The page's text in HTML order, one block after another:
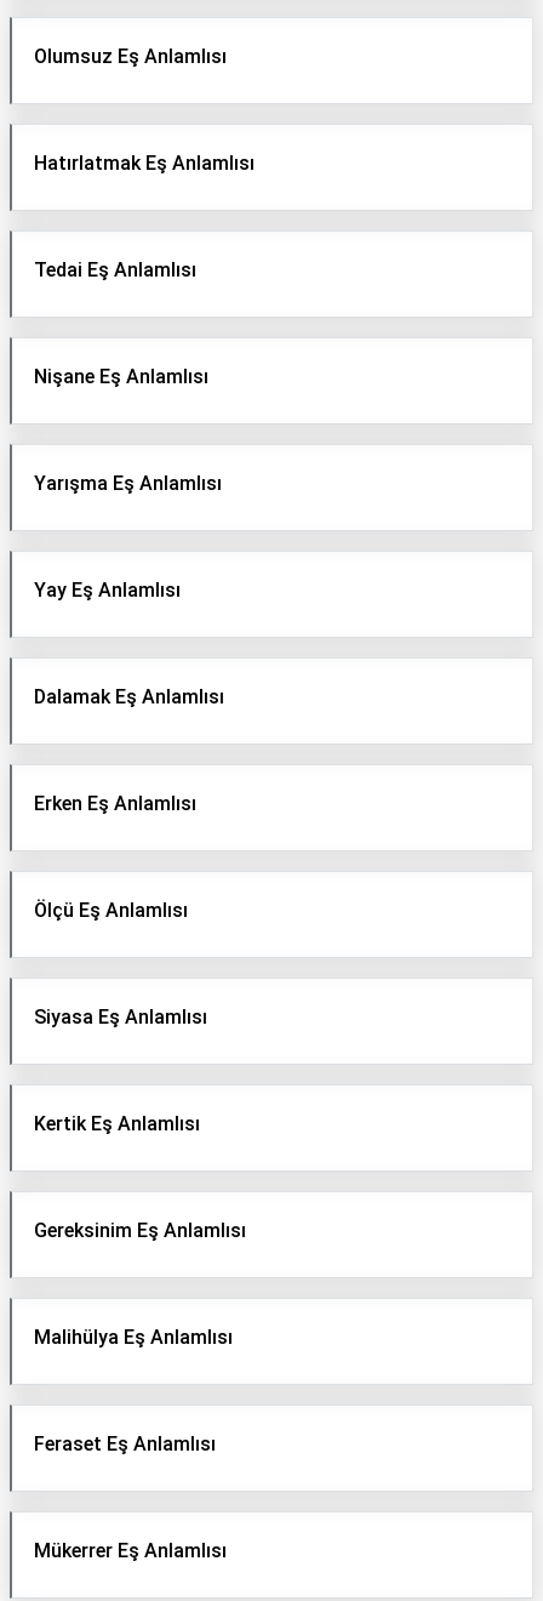
Olumsuz Eş Anlamlısı
Hatırlatmak Eş Anlamlısı
Tedai Eş Anlamlısı
Nişane Eş Anlamlısı
Yarışma Eş Anlamlısı
Yay Eş Anlamlısı
Dalamak Eş Anlamlısı
Erken Eş Anlamlısı
Ölçü Eş Anlamlısı
Siyasa Eş Anlamlısı
Kertik Eş Anlamlısı
Gereksinim Eş Anlamlısı
Malihülya Eş Anlamlısı
Feraset Eş Anlamlısı
Mükerrer Eş Anlamlısı